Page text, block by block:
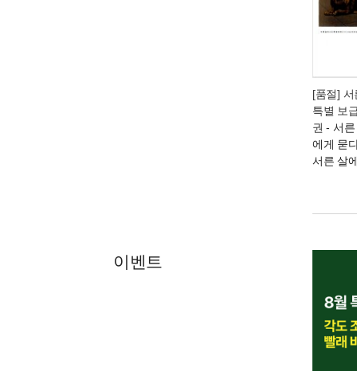
[품절]
특별 보
권 - 서
에게 묻
서른 살
이벤트